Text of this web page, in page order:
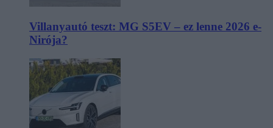
Villanyautó teszt: MG S5EV – ez lenne 2026 e-
Nirója?